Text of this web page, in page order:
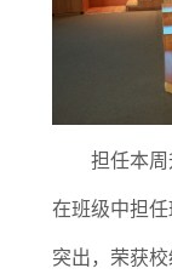
担任本
在班级中担
突出，荣获校